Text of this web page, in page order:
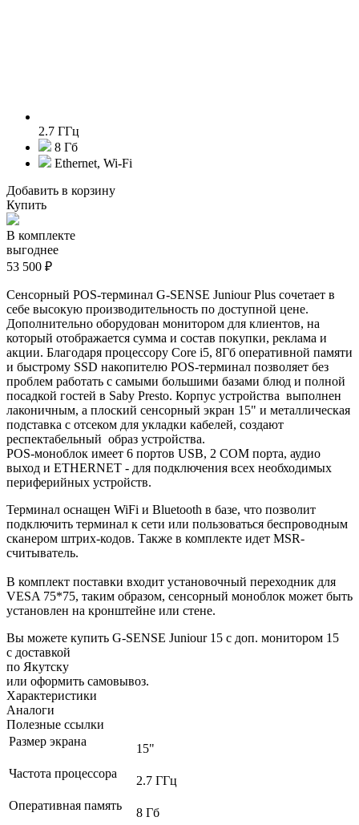
2.7 ГГц
8 Гб
Ethernet, Wi-Fi
Добавить в корзину
Купить
В комплекте
выгоднее
53 500 ₽
Сенсорный POS-терминал G-SENSE Juniour Plus сочетает в
себе высокую производительность по доступной цене.
Дополнительно оборудован монитором для клиентов, на
который отображается сумма и состав покупки, реклама и
акции. Благодаря процессору Core i5, 8Гб оперативной памяти
и быстрому SSD накопителю POS-терминал позволяет без
проблем работать с самыми большими базами блюд и полной
посадкой гостей в Saby Presto. Корпус устройства выполнен
лаконичным, а плоский сенсорный экран 15" и металлическая
подставка с отсеком для укладки кабелей, создают
респектабельный образ устройства.
POS-моноблок имеет 6 портов USB, 2 COM порта, аудио
выход и ETHERNET - для подключения всех необходимых
периферийных устройств.
Терминал оснащен WiFi и Bluetooth в базе, что позволит
подключить терминал к сети или пользоваться беспроводным
сканером штрих-кодов. Также в комплекте идет MSR-
считыватель.
В комплект поставки входит установочный переходник для
VESA 75*75, таким образом, сенсорный моноблок может быть
установлен на кронштейне или стене.
Вы можете купить G-SENSE Juniour 15 с доп. монитором 15
с доставкой
по Якутску
или оформить самовывоз.
Характеристики
Аналоги
Полезные ссылки
Размер экрана
15"
Частота процессора
2.7 ГГц
Оперативная память
8 Гб